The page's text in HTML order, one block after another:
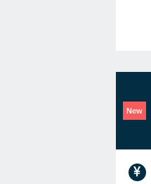
New